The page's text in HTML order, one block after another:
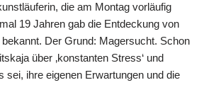
die am Montag vorläufig
19 Jahren gab die Entdeckung von
Der Grund: Magersucht. Schon
über ‚konstanten Stress‘ und
sei, ihre eigenen Erwartungen und die